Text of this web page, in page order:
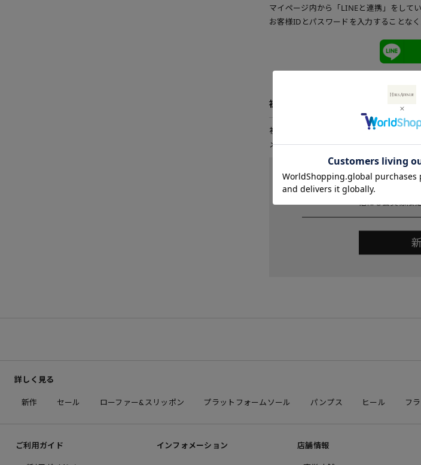
マイページ内から「LINEと連携」をして
お客様IDとパスワードを入力することな
初めてご利用の方
初めてご利用のお客様は、こちらから会員
メールアドレスとパスワードを登録して
詳しく見る
新作 セール ローファー&スリッポン プラットフォームソール パンプス ヒール フ
ご利用ガイド インフォメーション 店舗情報